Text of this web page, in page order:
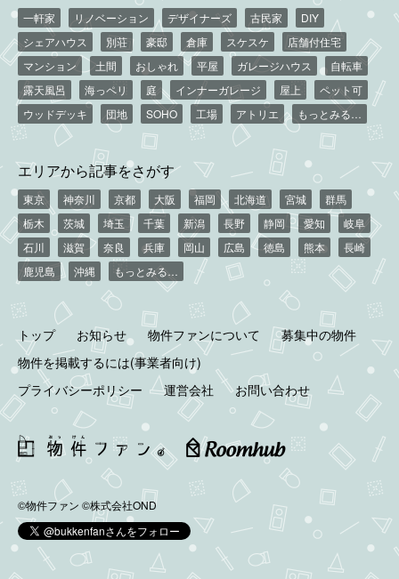
一軒家 リノベーション デザイナーズ 古民家
DIY
シェアハウス
別荘 豪邸 倉庫 スケスケ
店舗付住宅
マンション
土間 おしゃれ 平屋 ガレージハウス
自転車
露天風呂
海っペリ 庭 インナーガレージ 屋上
ペット可
ウッドデッキ
団地 SOHO 工場 アトリエ もっとみる…
エリアから記事をさがす
東京 神奈川 京都 大阪 福岡 北海道 宮城
群馬
栃木
茨城 埼玉 千葉 新潟 長野 静岡 愛知
岐阜
石川
滋賀 奈良 兵庫 岡山 広島 徳島 熊本
長崎
鹿児島
沖縄 もっとみる…
トップ お知らせ 物件ファンについて
募集中の物件
物件を掲載するには(事業者向け)
プライバシーポリシー
運営会社 お問い合わせ
©物件ファン ©株式会社OND